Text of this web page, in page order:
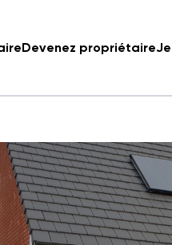
Devenez propriétaire